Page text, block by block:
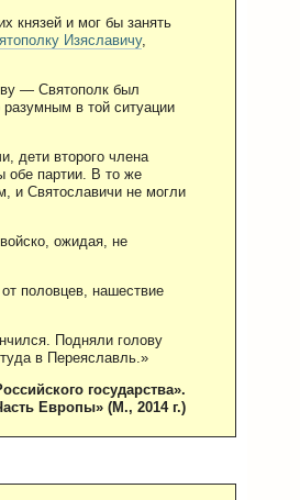
князей и мог бы занять
Изяславичу,
— Святополк был
в той ситуации
дети второго члена
обе партии. В то же
и Святославичи не могли
ожидая, не
половцев, нашествие
Подняли голову
в Переяславль.»
государства».
Европы» (М., 2014 г.)